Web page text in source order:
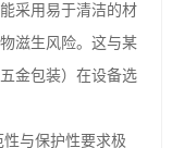
采用易于清洁的材
滋生风险。这与某
金包装）在设备选
与保护性要求极